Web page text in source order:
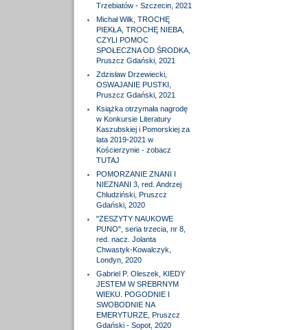
Trzebiatów - Szczecin, 2021
Michał Wilk, TROCHĘ
PIEKŁA, TROCHĘ NIEBA,
CZYLI POMOC
SPOŁECZNA OD ŚRODKA,
Pruszcz Gdański, 2021
Zdzisław Drzewiecki,
OSWAJANIE PUSTKI,
Pruszcz Gdański, 2021
Książka otrzymała nagrodę
w Konkursie Literatury
Kaszubskiej i Pomorskiej za
lata 2019-2021 w
Kościerzynie - zobacz
TUTAJ
POMORZANIE ZNANI I
NIEZNANI 3, red. Andrzej
Chludziński, Pruszcz
Gdański, 2020
"ZESZYTY NAUKOWE
PUNO", seria trzecia, nr 8,
red. nacz. Jolanta
Chwastyk-Kowalczyk,
Londyn, 2020
Gabriel P. Oleszek, KIEDY
JESTEM W SREBRNYM
WIEKU. POGODNIE I
SWOBODNIE NA
EMERYTURZE, Pruszcz
Gdański - Sopot, 2020